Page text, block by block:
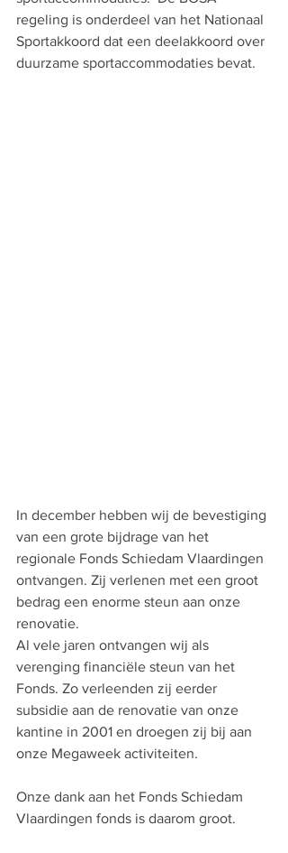
regeling is onderdeel van het Nationaal
Sportakkoord dat een deelakkoord over
duurzame sportaccommodaties bevat.
In december hebben wij de bevestiging
van een grote bijdrage van het
regionale Fonds Schiedam Vlaardingen
ontvangen. Zij verlenen met een groot
bedrag een enorme steun aan onze
renovatie.
Al vele jaren ontvangen wij als
verenging financiële steun van het
Fonds. Zo verleenden zij eerder
subsidie aan de renovatie van onze
kantine in 2001 en droegen zij bij aan
onze Megaweek activiteiten.
Onze dank aan het Fonds Schiedam
Vlaardingen fonds is daarom groot.